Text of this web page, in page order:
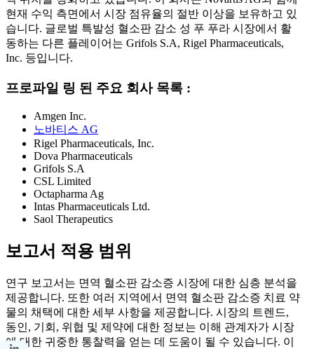
현재 수익 측면에서 시장 점유율의 절반 이상을 보유하고 있
습니다. 글로벌 특발성 혈소판 감소 성 푸 푸라 시장에서 활
동하는 다른 플레이어는 Grifols S.A, Rigel Pharmaceuticals,
Inc. 등입니다.
프로파일 링 된 주요 회사 목록 :
Amgen Inc.
노바티스 AG
Rigel Pharmaceuticals, Inc.
Dova Pharmaceuticals
Grifols S.A
CSL Limited
Octapharma Ag
Intas Pharmaceuticals Ltd.
Saol Therapeutics
보고서 적용 범위
연구 보고서는 면역 혈소판 감소증 시장에 대한 심층 분석을
제공합니다. 또한 여러 지역에서 면역 혈소판 감소증 치료 약
물의 채택에 대한 세부 사항을 제공합니다. 시장의 트렌드,
동인, 기회, 위협 및 제약에 대한 정보는 이해 관계자가 시장
에 대한 귀중한 통찰력을 얻는 데 도움이 될 수 있습니다. 이